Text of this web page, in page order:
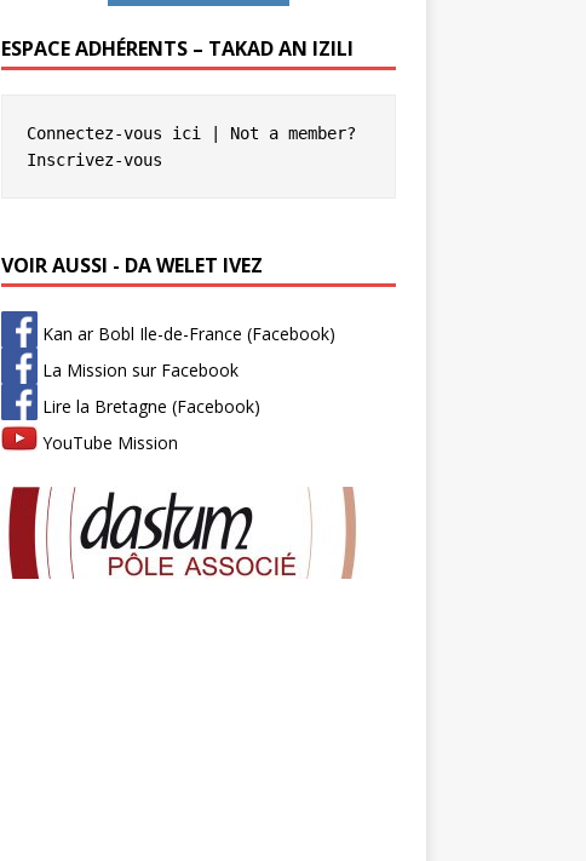
ESPACE ADHÉRENTS – TAKAD AN IZILI
Connectez-vous ici
Inscrivez-vous
VOIR AUSSI - DA WELET IVEZ
Kan ar Bobl Ile-de-France (Facebook)
La Mission sur Facebook
Lire la Bretagne (Facebook)
YouTube Mission